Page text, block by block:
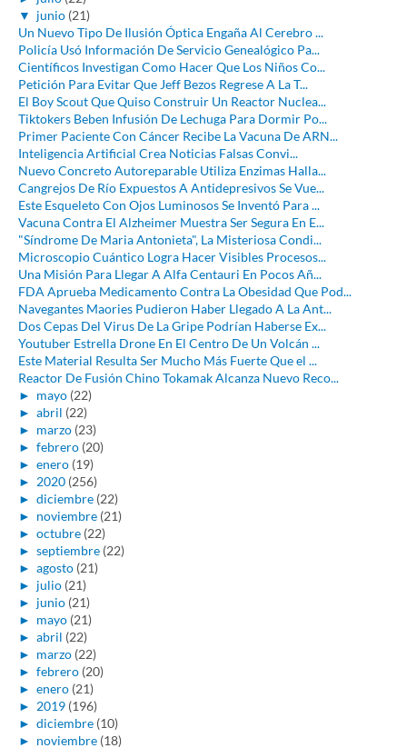
▼ junio (21)
Un Nuevo Tipo De Ilusión Óptica Engaña Al Cerebro ...
Policía Usó Información De Servicio Genealógico Pa...
Científicos Investigan Como Hacer Que Los Niños Co...
Petición Para Evitar Que Jeff Bezos Regrese A La T...
El Boy Scout Que Quiso Construir Un Reactor Nuclea...
Tiktokers Beben Infusión De Lechuga Para Dormir Po...
Primer Paciente Con Cáncer Recibe La Vacuna De ARN...
Inteligencia Artificial Crea Noticias Falsas Convi...
Nuevo Concreto Autoreparable Utiliza Enzimas Halla...
Cangrejos De Río Expuestos A Antidepresivos Se Vue...
Este Esqueleto Con Ojos Luminosos Se Inventó Para ...
Vacuna Contra El Alzheimer Muestra Ser Segura En E...
"Síndrome De Maria Antonieta", La Misteriosa Condi...
Microscopio Cuántico Logra Hacer Visibles Procesos...
Una Misión Para Llegar A Alfa Centauri En Pocos Añ...
FDA Aprueba Medicamento Contra La Obesidad Que Pod...
Navegantes Maories Pudieron Haber Llegado A La Ant...
Dos Cepas Del Virus De La Gripe Podrían Haberse Ex...
Youtuber Estrella Drone En El Centro De Un Volcán ...
Este Material Resulta Ser Mucho Más Fuerte Que el ...
Reactor De Fusión Chino Tokamak Alcanza Nuevo Reco...
► mayo (22)
► abril (22)
► marzo (23)
► febrero (20)
► enero (19)
► 2020 (256)
► diciembre (22)
► noviembre (21)
► octubre (22)
► septiembre (22)
► agosto (21)
► julio (21)
► junio (21)
► mayo (21)
► abril (22)
► marzo (22)
► febrero (20)
► enero (21)
► 2019 (196)
► diciembre (10)
► noviembre (18)